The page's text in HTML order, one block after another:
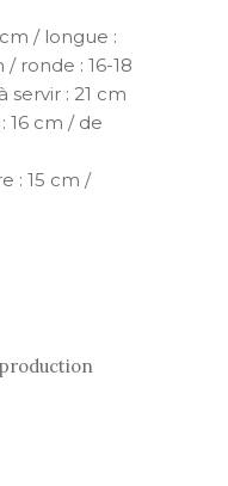
/ longue :
/ ronde : 16-18
servir : 21 cm
16 cm / de
: 15 cm /